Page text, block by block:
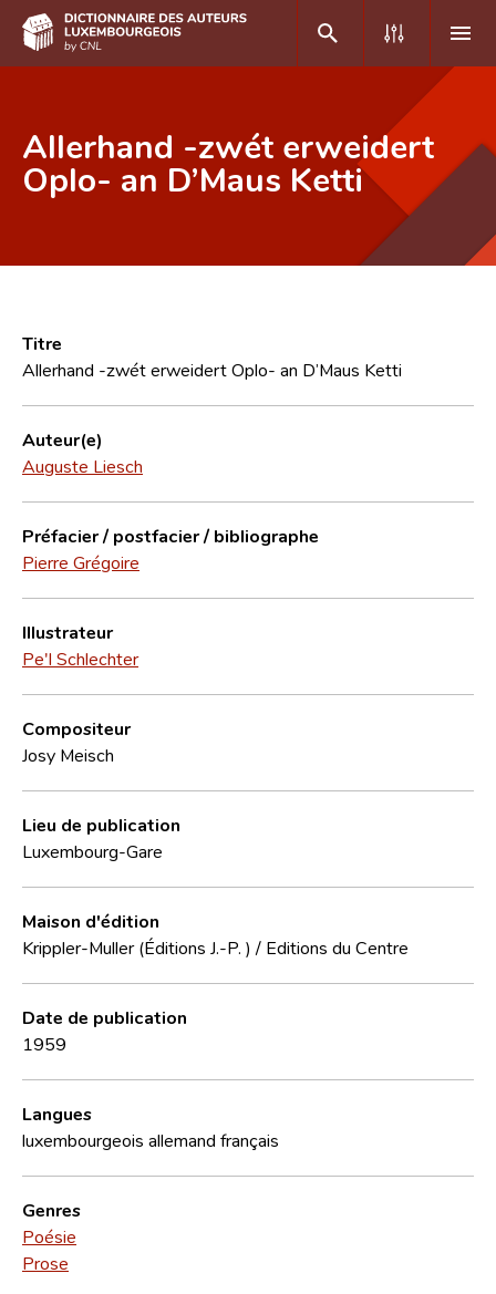
DE
Accueil
Foire aux questions
CNL
Équipe scientifique
Contact
Allerhand -zwét erweidert
Oplo- an D’Maus Ketti
Titre
Allerhand -zwét erweidert Oplo- an D’Maus Ketti
Auteur(e)
Auguste Liesch
Préfacier / postfacier / bibliographe
Pierre Grégoire
Illustrateur
Pe'l Schlechter
Compositeur
Josy Meisch
Lieu de publication
Luxembourg-Gare
Maison d'édition
Krippler-Muller (Éditions J.-P. ) / Editions du Centre
Date de publication
1959
Langues
luxembourgeois allemand français
Genres
Poésie
Prose